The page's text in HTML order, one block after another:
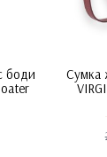
боди
Сумка